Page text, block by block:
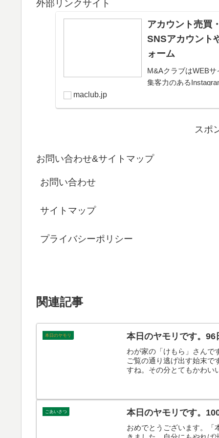
外部リンクサイト
アカウント売買
SNSアカウント
ォーム
M&AクラブはWEB
集客力のある
maclub.jp
スポ
お問い合わせ&サイトマップ
お問い合わせ
サイトマップ
プライバシーポリシー
関連記事
本日のヤモリ 本日のヤモリです。96
わが家の「けもら」さんで
ご覧の通り逃げ出す始末で
すね。その分とてもかわ
ごあいさつ 本日のヤモリです。
おめでとうございます。「